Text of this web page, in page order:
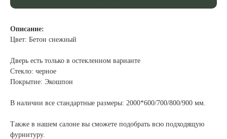
Описание:
Цвет: Бетон снежный
Дверь есть только в остекленном варианте
Стекло: черное
Покрытие: Экошпон
В наличии все стандартные размеры: 2000*600/700/800/900 мм.
Также в нашем салоне вы сможете подобрать всю подходящую
фурнитуру.